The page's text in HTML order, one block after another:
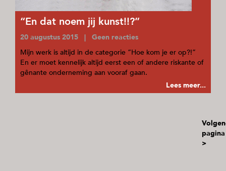
“En dat noem jij kunst!!?”
20 augustus 2015 | Geen reacties
Mijn werk is altijd in de categorie “Hoe kom je er op?!”
En er moet kennelijk altijd eerst een of andere riskante of
gênante onderneming aan vooraf gaan.
Lees meer...
pagina
>